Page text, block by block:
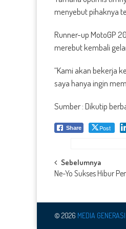
menyebut pihaknya
Runner-up MotoGP
merebut kembali
“Kami akan bekerja
saya hanya ingin
Sumber : Dikutip
Share Post
Post
Sebelumnya
Ne-Yo Sukses Hibur
© 2026 MEDIA